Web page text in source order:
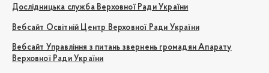
Дослідницька служба Верховної Ради України
Вебсайт Освітній Центр Верховної Ради України
Вебсайт Управління з питань звернень громадян Апарату
Верховної Ради України